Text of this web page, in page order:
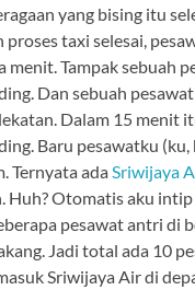
yang bising itu
proses taxi selesai,
menit. Tampak sebuah
Dan sebuah
Dalam 15 menit
Baru pesawatku (ku,
Ternyata ada Sriwijaya
Huh? Otomatis aku
pesawat antri di
Jadi total ada 10
Sriwijaya Air di